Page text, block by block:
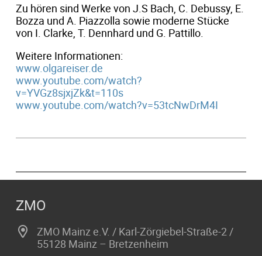
Zu hören sind Werke von J.S Bach, C. Debussy, E.
Bozza und A. Piazzolla sowie moderne Stücke
von I. Clarke, T. Dennhard und G. Pattillo.
Weitere Informationen:
www.olgareiser.de
www.youtube.com/watch?
v=YVGz8sjxjZk&t=110s
www.youtube.com/watch?v=53tcNwDrM4I
ZMO
ZMO Mainz e.V. / Karl-Zörgiebel-Straße-2 /
55128 Mainz – Bretzenheim